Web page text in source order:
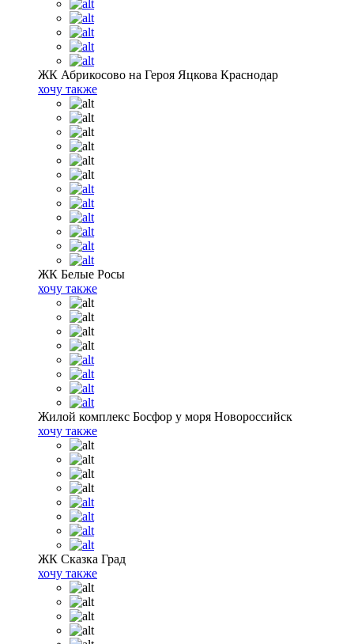
ЖК Абрикосово на Героя Яцкова Краснодар
хочу также
ЖК Белые Росы
хочу также
Жилой комплекс Босфор у моря Новороссийск
хочу также
ЖК Сказка Град
хочу также